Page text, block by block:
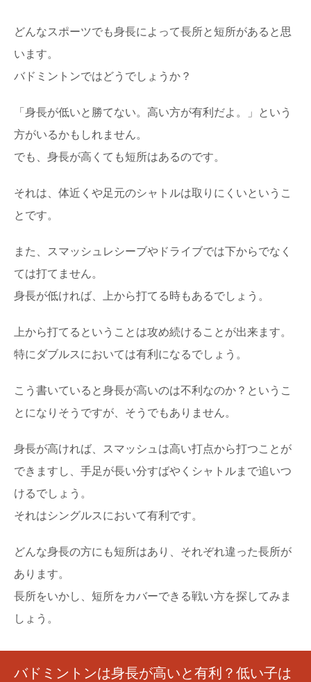
スパイクの見つけ方
テニスのラケット破壊。協会やスポンサーへ
ペナルティとその背景
テニスの試合中、選手がラケット破壊する場面があります
ね。 ラケットに当たるなんて…と思いますが、選...
サッカー初心者でも試合で活躍出来る！その
どんなスポーツでも身長によって長所と短所があると思
います。
バドミントンではどうでしょうか？
「身長が低いと勝てない。高い方が有利だよ。」という
方がいるかもしれません。
でも、身長が高くても短所はあるのです。
それは、体近くや足元のシャトルは取りにくいというこ
とです。
また、スマッシュレシーブやドライブでは下からでなく
ては打てません。
身長が低ければ、上から打てる時もあるでしょう。
上から打てるということは攻め続けることが出来ます。
特にダブルスにおいては有利になるでしょう。
こう書いていると身長が高いのは不利なのか？というこ
とになりそうですが、そうでもありません。
身長が高ければ、スマッシュは高い打点から打つことが
できますし、手足が長い分すばやくシャトルまで追いつ
けるでしょう。
それはシングルスにおいて有利です。
どんな身長の方にも短所はあり、それぞれ違った長所が
あります。
長所をいかし、短所をカバーできる戦い方を探してみま
しょう。
バドミントンは身長が高いと有利？低い子は